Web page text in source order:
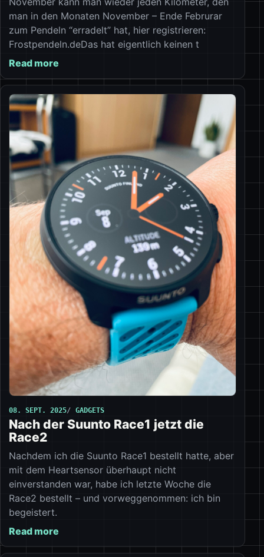
man in den Monaten November – Ende Februrar
zum Pendeln “erradelt” hat, hier registrieren:
Frostpendeln.deDas hat eigentlich keinen t
Read more
08. SEPT. 2025 GADGETS
Nach der Suunto Race1 jetzt die
Race2
Nachdem ich die Suunto Race1 bestellt hatte, aber
mit dem Heartsensor überhaupt nicht
einverstanden war, habe ich letzte Woche die
Race2 bestellt – und vorweggenommen: ich bin
begeistert.
Read more